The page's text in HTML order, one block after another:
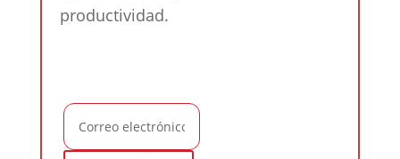
productividad.